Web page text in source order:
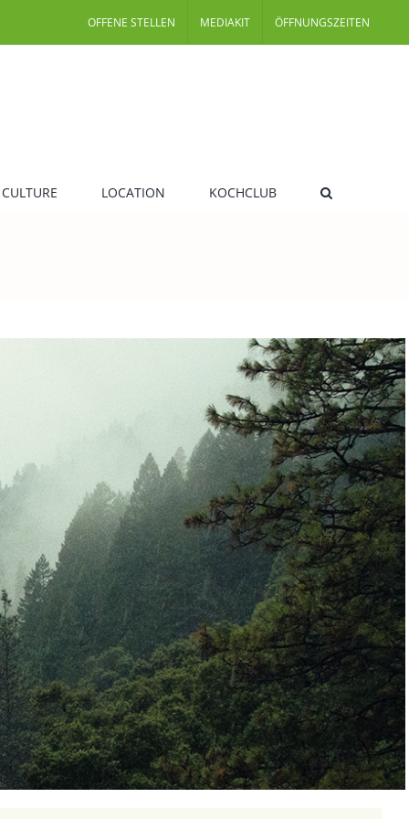
OFFENE STELLEN MEDIAKIT ÖFFNUNGSZEITEN
LOCATION KOCHCLUB